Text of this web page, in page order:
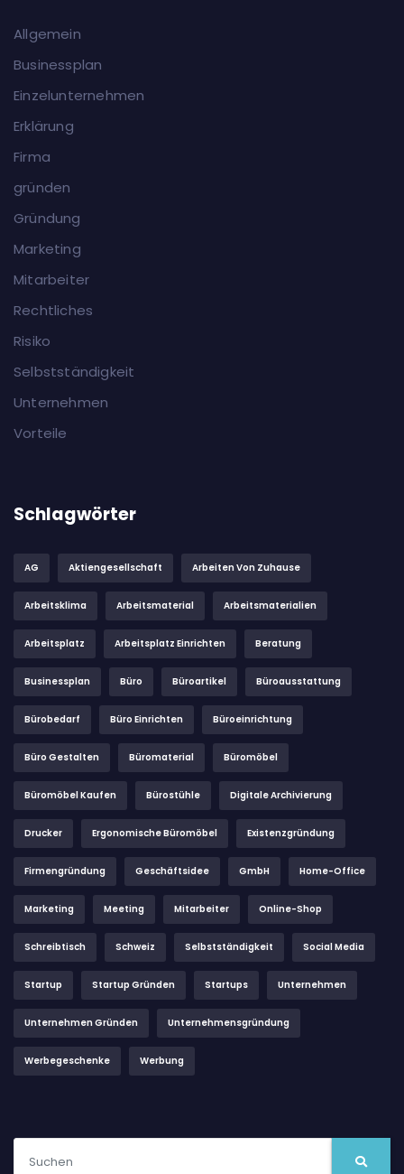
Allgemein
Businessplan
Einzelunternehmen
Erklärung
Firma
gründen
Gründung
Marketing
Mitarbeiter
Rechtliches
Risiko
Selbstständigkeit
Unternehmen
Vorteile
Schlagwörter
AG Aktiengesellschaft Arbeiten Von Zuhause
Arbeitsklima Arbeitsmaterial Arbeitsmaterialien
Arbeitsplatz Arbeitsplatz Einrichten Beratung
Businessplan Büro Büroartikel Büroausstattung
Bürobedarf Büro Einrichten Büroeinrichtung
Büro Gestalten Büromaterial Büromöbel
Büromöbel Kaufen Bürostühle Digitale Archivierung
Drucker Ergonomische Büromöbel Existenzgründung
Firmengründung Geschäftsidee GmbH Home-Office
Marketing Meeting Mitarbeiter Online-Shop
Schreibtisch Schweiz Selbstständigkeit Social Media
Startup Startup Gründen Startups Unternehmen
Unternehmen Gründen Unternehmensgründung
Werbegeschenke Werbung